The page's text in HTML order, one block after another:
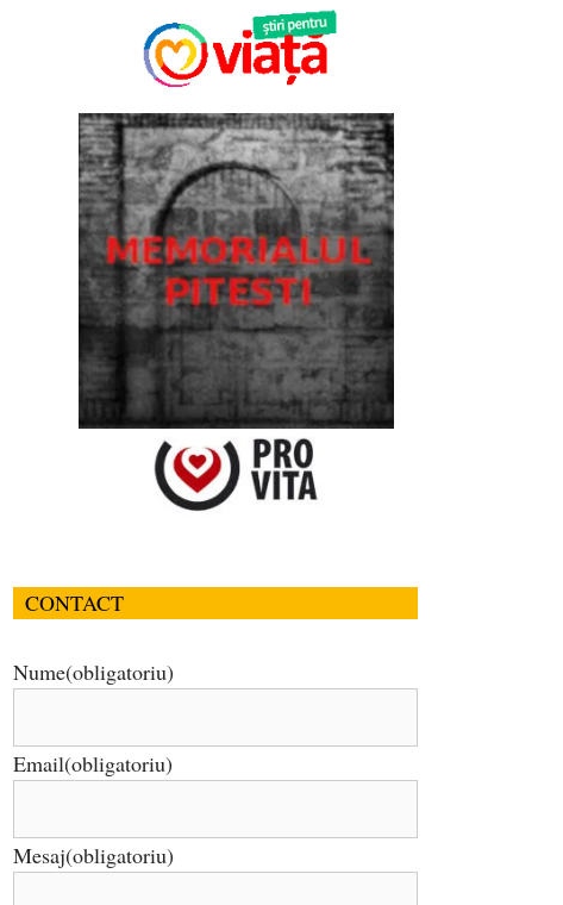
CONTACT
Nume(obligatoriu)
Email(obligatoriu)
Mesaj(obligatoriu)